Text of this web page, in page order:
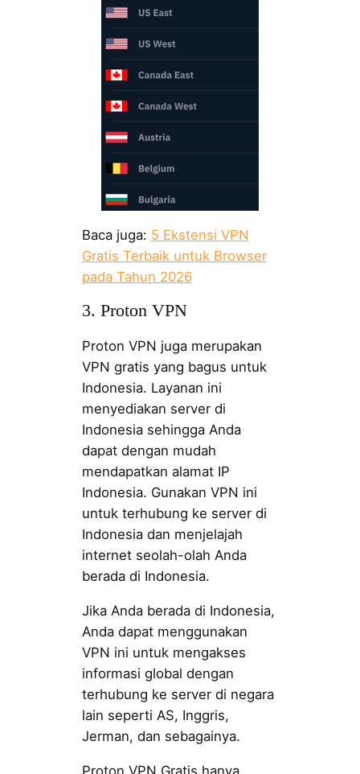
Baca juga: 5 Ekstensi VPN
Gratis Terbaik untuk Browser
pada Tahun 2026
3. Proton VPN
Proton VPN juga merupakan
VPN gratis yang bagus untuk
Indonesia. Layanan ini
menyediakan server di
Indonesia sehingga Anda
dapat dengan mudah
mendapatkan alamat IP
Indonesia. Gunakan VPN ini
untuk terhubung ke server di
Indonesia dan menjelajah
internet seolah-olah Anda
berada di Indonesia.
Jika Anda berada di Indonesia,
Anda dapat menggunakan
VPN ini untuk mengakses
informasi global dengan
terhubung ke server di negara
lain seperti AS, Inggris,
Jerman, dan sebagainya.
Proton VPN Gratis hanya